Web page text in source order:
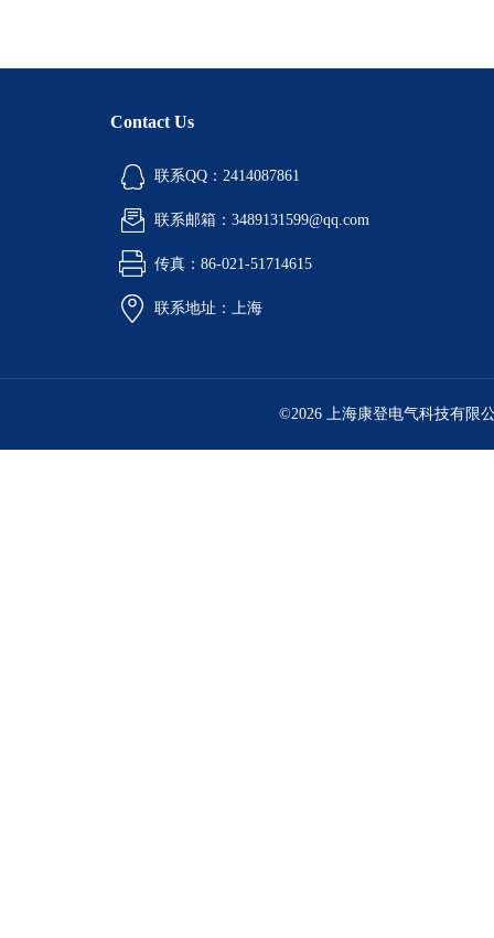
Contact Us
联系QQ：2414087861
联系邮箱：3489131599@qq.com
传真：86-021-51714615
联系地址：上海
©2026 上海康登电气科技有限